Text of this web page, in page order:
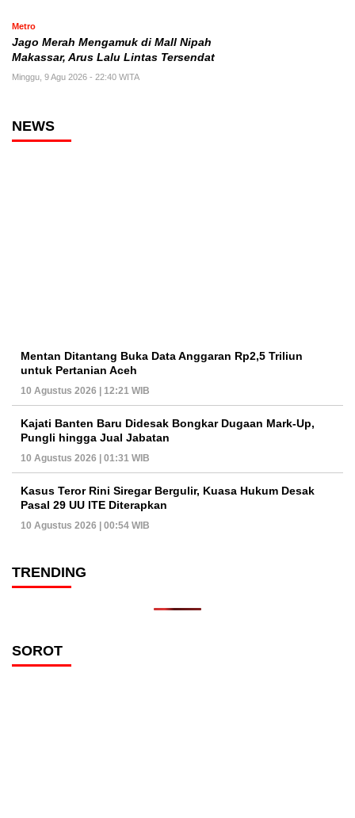
Metro
Jago Merah Mengamuk di Mall Nipah
Makassar, Arus Lalu Lintas Tersendat
Minggu, 9 Agu 2026 - 22:40 WITA
NEWS
Mentan Ditantang Buka Data Anggaran Rp2,5 Triliun
untuk Pertanian Aceh
10 Agustus 2026 | 12:21 WIB
Kajati Banten Baru Didesak Bongkar Dugaan Mark-Up,
Pungli hingga Jual Jabatan
10 Agustus 2026 | 01:31 WIB
Kasus Teror Rini Siregar Bergulir, Kuasa Hukum Desak
Pasal 29 UU ITE Diterapkan
10 Agustus 2026 | 00:54 WIB
TRENDING
SOROT